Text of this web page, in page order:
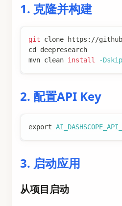
1. 克隆并构建
git clone https://
cd
deepresearch
mvn clean install -
2. 配置API Key
export
3. 启动应用
从项目启动